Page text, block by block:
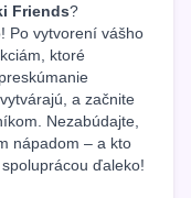
Friends?
Po vytvorení vášho
ktoré
a začnite
Nezabúdajte,
nápadom – a kto
ďaleko!